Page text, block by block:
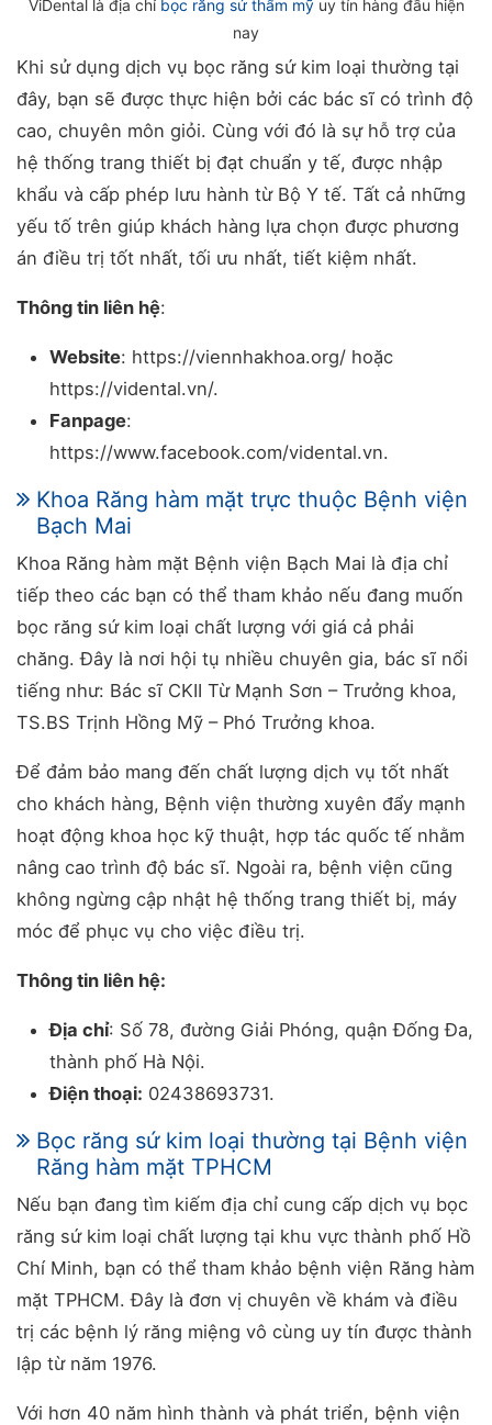
ViDental là địa chỉ bọc răng sứ thẩm mỹuy tín hàng đầu hiện
nay
Khi sử dụng dịch vụ bọc răng sứ kim loại thường tại
đây, bạn sẽ được thực hiện bởi các bác sĩ có trình độ
cao, chuyên môn giỏi. Cùng với đó là sự hỗ trợ của
hệ thống trang thiết bị đạt chuẩn y tế, được nhập
khẩu và cấp phép lưu hành từ Bộ Y tế. Tất cả những
yếu tố trên giúp khách hàng lựa chọn được phương
án điều trị tốt nhất, tối ưu nhất, tiết kiệm nhất.
Thông tin liên hệ:
Website: https://viennhakhoa.org/ hoặc
https://vidental.vn/.
Fanpage:
https://www.facebook.com/vidental.vn.
Khoa Răng hàm mặt trực thuộc Bệnh viện
Bạch Mai
Khoa Răng hàm mặt Bệnh viện Bạch Mai là địa chỉ
tiếp theo các bạn có thể tham khảo nếu đang muốn
bọc răng sứ kim loại chất lượng với giá cả phải
chăng. Đây là nơi hội tụ nhiều chuyên gia, bác sĩ nổi
tiếng như: Bác sĩ CKII Từ Mạnh Sơn – Trưởng khoa,
TS.BS Trịnh Hồng Mỹ – Phó Trưởng khoa.
Để đảm bảo mang đến chất lượng dịch vụ tốt nhất
cho khách hàng, Bệnh viện thường xuyên đẩy mạnh
hoạt động khoa học kỹ thuật, hợp tác quốc tế nhằm
nâng cao trình độ bác sĩ. Ngoài ra, bệnh viện cũng
không ngừng cập nhật hệ thống trang thiết bị, máy
móc để phục vụ cho việc điều trị.
Thông tin liên hệ:
Địa chỉ: Số 78, đường Giải Phóng, quận Đống Đa,
thành phố Hà Nội.
Điện thoại: 02438693731.
Bọc răng sứ kim loại thường tại Bệnh viện
Răng hàm mặt TPHCM
Nếu bạn đang tìm kiếm địa chỉ cung cấp dịch vụ bọc
răng sứ kim loại chất lượng tại khu vực thành phố Hồ
Chí Minh, bạn có thể tham khảo bệnh viện Răng hàm
mặt TPHCM. Đây là đơn vị chuyên về khám và điều
trị các bệnh lý răng miệng vô cùng uy tín được thành
lập từ năm 1976.
Với hơn 40 năm hình thành và phát triển, bệnh viện